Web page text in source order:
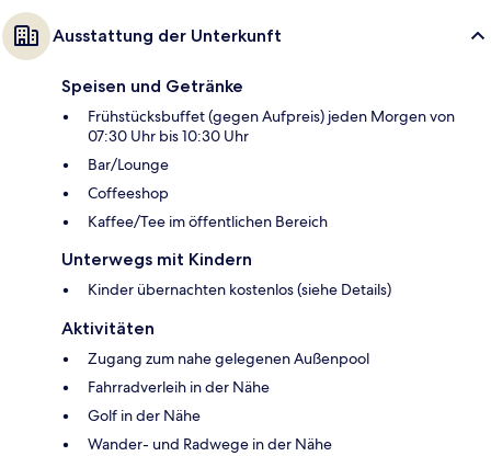
Ausstattung der Unterkunft
Speisen und Getränke
Frühstücksbuffet (gegen Aufpreis) jeden Morgen von
07:30 Uhr bis 10:30 Uhr
Bar/Lounge
Coffeeshop
Kaffee/Tee im öffentlichen Bereich
Unterwegs mit Kindern
Kinder übernachten kostenlos (siehe Details)
Aktivitäten
Zugang zum nahe gelegenen Außenpool
Fahrradverleih in der Nähe
Golf in der Nähe
Wander- und Radwege in der Nähe